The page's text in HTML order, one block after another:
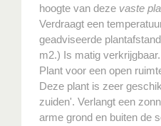
hoogte van deze vaste
Verdraagt een
geadviseerde
m2.) Is matig verkrijgbaar.
Plant voor een open
Deze plant is zeer
zuiden'. Verlangt een
arme grond en buiten de